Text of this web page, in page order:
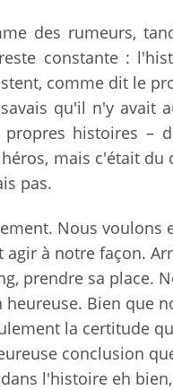
des rumeurs,
constante :
comme dit le
qu'il n'y avait
histoires –
mais c'était
pas.
Nous voulons
à notre façon.
prendre sa place.
Bien que
la certitude
conclusion
l'histoire eh